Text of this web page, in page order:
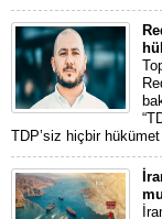
TDP’siz hiçbir